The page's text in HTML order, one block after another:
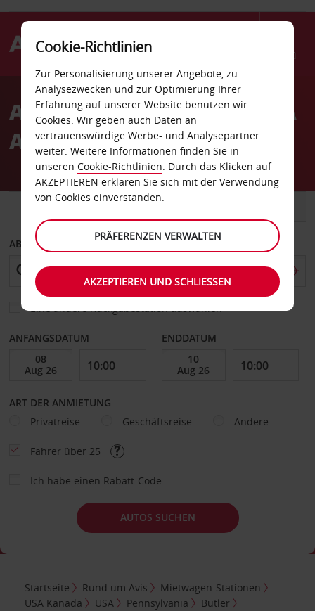
Menü
AvisAutovermietung Butler PA
Avis Sears
ABHOLEN VON
Eine andere Rückgabestation auswählen
ANFANGSDATUM ENDDATUM
ART DER ANMIETUNG
Privatreise
Geschäftsreise Andere
Fahrer über 25
Ich habe einen Rabatt-Code
AUTOS SUCHEN
Startseite Rund um Avis
Mietwagen-Stationen
USA Kanada
USA Pennsylvania
Butler
Cookie-Richtlinien
Zur Personalisierung unserer Angebote, zu
Analysezwecken und zur Optimierung Ihrer
Erfahrung auf unserer Website benutzen wir
Cookies. Wir geben auch Daten an
vertrauenswürdige Werbe- und Analysepartner
weiter. Weitere Informationen finden Sie in
unseren Cookie-Richtlinien. Durch das Klicken auf
AKZEPTIEREN erklären Sie sich mit der Verwendung
von Cookies einverstanden.
PRÄFERENZEN VERWALTEN
AKZEPTIEREN UND SCHLIESSEN